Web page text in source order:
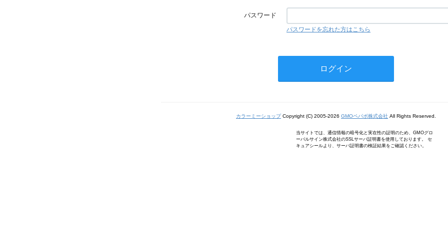
パスワード
パスワードを忘れた方はこちら
カラーミーショップCopyright (C) 2005-2026 GMOペパボ株式会社 All Rights Reserved.
当サイトでは、通信情報の暗号化と実在性の証明のため、GMOグロ
ーバルサイン株式会社のSSLサーバ証明書を使用しております。 セ
キュアシールより、サーバ証明書の検証結果をご確認ください。